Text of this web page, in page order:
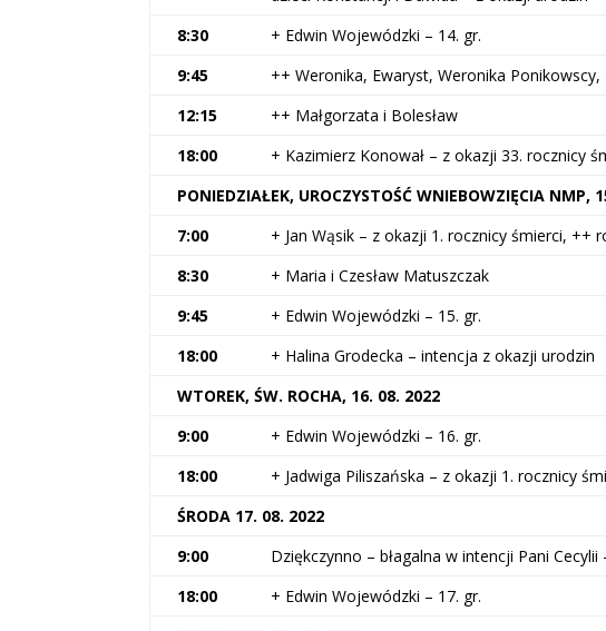
8:30
+ Edwin Wojewódzki – 14. gr.
9:45
++ Weronika, Ewaryst, Weronika
12:15
++ Małgorzata i Bolesław
18:00
+ Kazimierz Konował – z okazji 33. rocznicy
PONIEDZIAŁEK, UROCZYSTOŚĆ WNIEBOWZIĘCIA NMP,
7:00
+ Jan Wąsik – z okazji 1. rocznicy śmierci, ++
8:30
+ Maria i Czesław Matuszczak
9:45
+ Edwin Wojewódzki – 15. gr.
18:00
+ Halina Grodecka – intencja z okazji urodzin
WTOREK, ŚW. ROCHA, 16. 08. 2022
9:00
+ Edwin Wojewódzki – 16. gr.
18:00
+ Jadwiga Piliszańska – z okazji 1. rocznicy
ŚRODA 17. 08. 2022
9:00
Dziękczynno – błagalna w intencji Pani
18:00
+ Edwin Wojewódzki – 17. gr.